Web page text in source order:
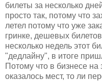
билеты за несколько
просто так, потому что
летел потому что уже
гринке, дешевых
несколько недель этот
"дедлайну", в итоге
Потому что в бизнесе
оказалось мест, то ли